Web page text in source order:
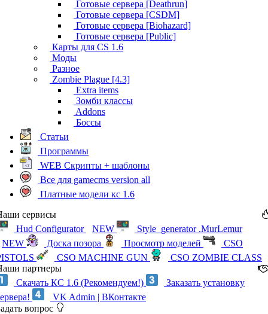
Готовые сервера [Deathrun]
Готовые сервера [CSDM]
Готовые сервера [Biohazard]
Готовые сервера [Public]
Карты для CS 1.6
Моды
Разное
Zombie Plague [4.3]
Extra items
Зомби классы
Addons
Боссы
Статьи
Программы
WEB Скрипты + шаблоны
Все для gamecms version all
Платные модели кс 1.6
сервисы
Hud Configurator
NEW
Style_generator .MurLemur
NEW
Доска позора Просмотр моделей
CSO
CSO MACHINE GUN
CSO ZOMBIE CLASS
партнеры
Скачать КС 1.6 (Рекомендуем!)
Заказать установку
VK Admin | ВКонтакте
вопрос